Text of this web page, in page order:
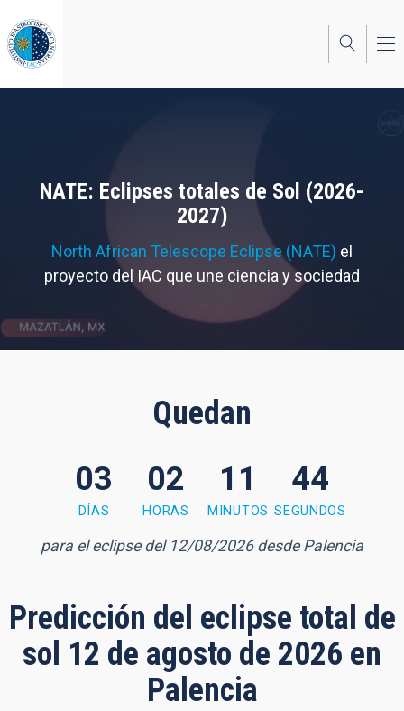
al
contenido
principal
NATE: Eclipses totales de Sol (2026-
2027)
North African Telescope Eclipse (NATE) el
proyecto del IAC que une ciencia y sociedad
Quedan
42 seconds
03
DÍAS
02
HORAS
11
MINUTOS
43
SEGUNDOS
para el eclipse del 12/08/2026 desde Palencia
Predicción del eclipse total de
sol 12 de agosto de 2026 en
Palencia